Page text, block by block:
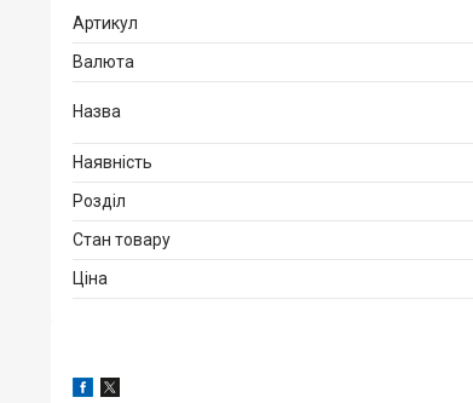
Артикул
Валюта
Назва
Наявність
Розділ
Стан товару
Ціна